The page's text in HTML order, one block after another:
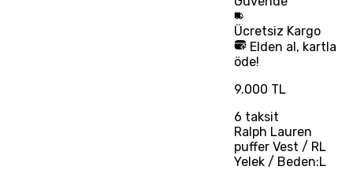
Ücretsiz Kargo
Elden al, kartla
öde!
9.000 TL
6 taksit
Ralph Lauren
puffer Vest / RL
Yelek / Beden:L